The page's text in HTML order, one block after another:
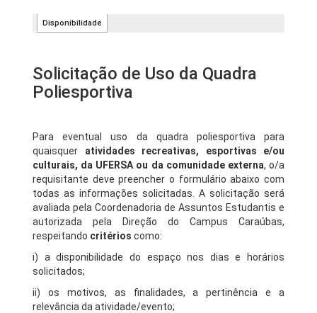
Solicitação de Uso da Quadra
Poliesportiva
Para eventual uso da quadra poliesportiva para
quaisquer atividades recreativas, esportivas e/ou
culturais, da UFERSA ou da comunidade externa, o/a
requisitante deve preencher o formulário abaixo com
todas as informações solicitadas. A solicitação será
avaliada pela Coordenadoria de Assuntos Estudantis e
autorizada pela Direção do Campus Caraúbas,
respeitando critérios como:
i) a disponibilidade do espaço nos dias e horários
solicitados;
ii) os motivos, as finalidades, a pertinência e a
relevância da atividade/evento;